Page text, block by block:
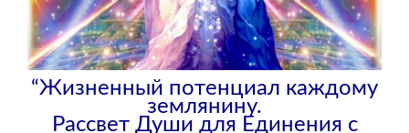
“Жизненный потенциал каждому
землянину.
Рассвет Души для Единения с